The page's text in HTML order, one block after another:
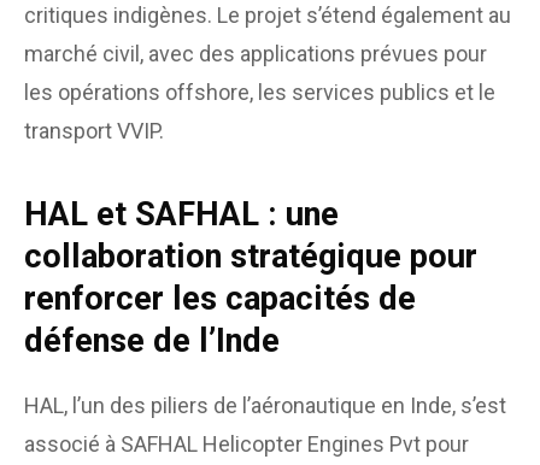
critiques indigènes. Le projet s’étend également au
marché civil, avec des applications prévues pour
les opérations offshore, les services publics et le
transport VVIP.
HAL et SAFHAL : une
collaboration stratégique pour
renforcer les capacités de
défense de l’Inde
HAL, l’un des piliers de l’aéronautique en Inde, s’est
associé à SAFHAL Helicopter Engines Pvt pour